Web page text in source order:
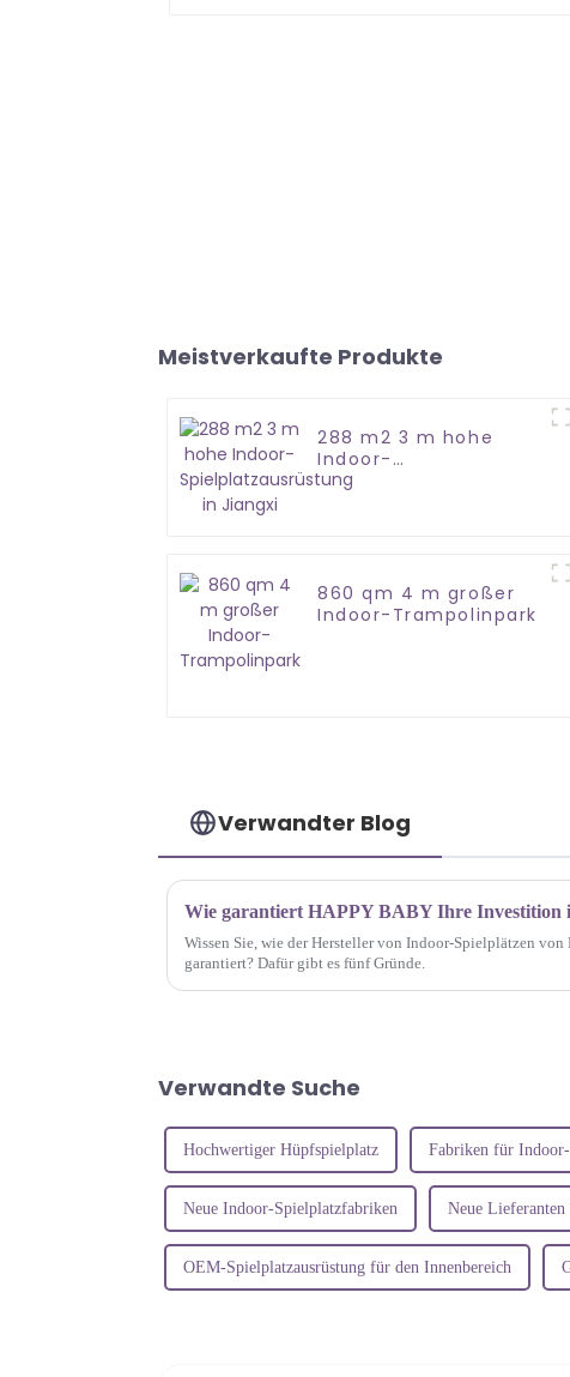
Meistverkaufte Produkte
288 m2 3 m hohe
Indoor-
Spielplatzausrüstung
860 qm 4 m großer
Indoor-Trampolinpark
Verwandter Blog
Wissen Sie, wie der Hersteller von Indoor-Spielplätzen
garantiert? Dafür gibt es fünf Gründe.
Verwandte Suche
Hochwertiger Hüpfspielplatz Fabriken für
Neue Indoor-Spielplatzfabriken Neue
OEM-Spielplatzausrüstung für den Innenbereich